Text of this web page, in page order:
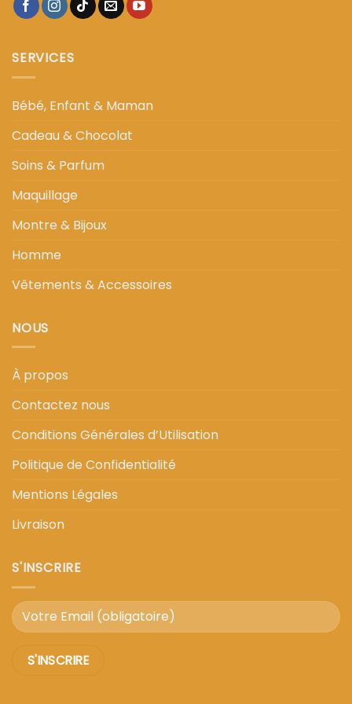
SERVICES
Bébé, Enfant & Maman
Cadeau & Chocolat
Soins & Parfum
Maquillage
Montre & Bijoux
Homme
Vêtements & Accessoires
NOUS
À propos
Contactez nous
Conditions Générales d’Utilisation
Politique de Confidentialité
Mentions Légales
Livraison
S'INSCRIRE